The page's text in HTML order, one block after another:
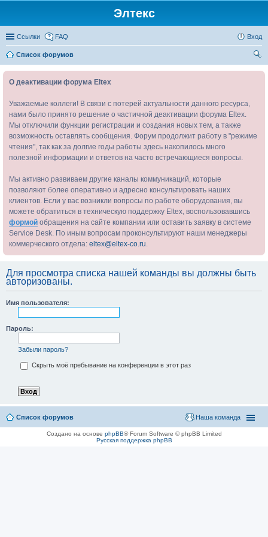
Элтекс
Ссылки FAQ Вход
Список форумов
О деактивации форума Eltex
Уважаемые коллеги! В связи с потерей актуальности данного ресурса,
нами было принято решение о частичной деактивации форума Eltex.
Мы отключили функции регистрации и создания новых тем, а также
возможность оставлять сообщения. Форум продолжит работу в "режиме
чтения", так как за долгие годы работы здесь накопилось много
полезной информации и ответов на часто встречающиеся вопросы.
Мы активно развиваем другие каналы коммуникаций, которые
позволяют более оперативно и адресно консультировать наших
клиентов. Если у вас возникли вопросы по работе оборудования, вы
можете обратиться в техническую поддержку Eltex, воспользовавшись
формой обращения на сайте компании или оставить заявку в системе
Service Desk. По иным вопросам проконсультируют наши менеджеры
коммерческого отдела: eltex@eltex-co.ru.
Для просмотра списка нашей команды вы должны быть
авторизованы.
Имя пользователя:
Пароль:
Забыли пароль?
Скрыть моё пребывание на конференции в этот раз
Список форумов Наша команда
Создано на основе phpBB® Forum Software © phpBB Limited
Русская поддержка phpBB